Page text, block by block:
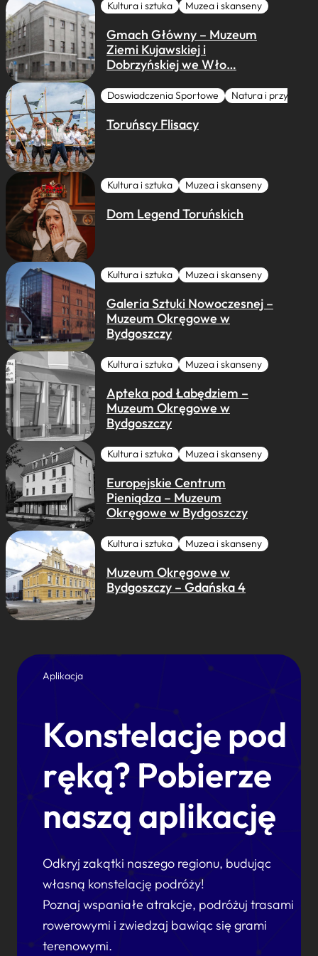
Kultura i sztuka Muzea i skanseny
Gmach Główny – Muzeum
Ziemi Kujawskiej i
Dobrzyńskiej we Wło…
Doswiadczenia Sportowe Natura i przygoda
Toruńscy Flisacy
Kultura i sztuka Muzea i skanseny
Dom Legend Toruńskich
Kultura i sztuka Muzea i skanseny
Galeria Sztuki Nowoczesnej –
Muzeum Okręgowe w
Bydgoszczy
Kultura i sztuka Muzea i skanseny
Apteka pod Łabędziem –
Muzeum Okręgowe w
Bydgoszczy
Kultura i sztuka Muzea i skanseny
Europejskie Centrum
Pieniądza – Muzeum
Okręgowe w Bydgoszczy
Kultura i sztuka Muzea i skanseny
Muzeum Okręgowe w
Bydgoszczy – Gdańska 4
Aplikacja
Konstelacje pod
ręką? Pobierze
naszą aplikację
Odkryj zakątki naszego regionu, budując
własną konstelację podróży!
Poznaj wspaniałe atrakcje, podróżuj trasami
rowerowymi i zwiedzaj bawiąc się grami
terenowymi.